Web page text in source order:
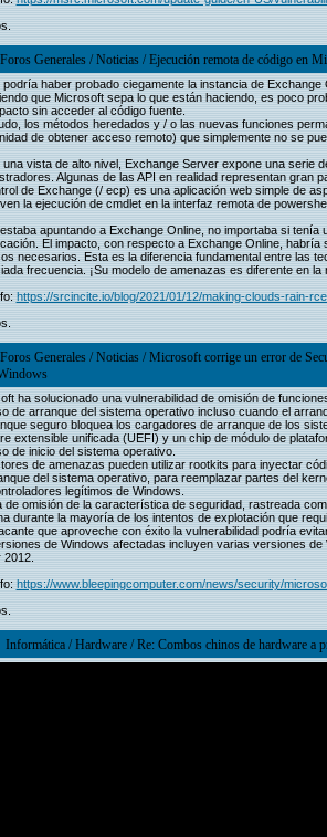
Foros Generales/Noticias/Ejecución remota de código en
podría haber probado ciegamente la instancia de
que Microsoft sepa lo que están haciendo, es poco
sin acceder al código fuente.
los métodos heredados y / o las nuevas funciones
de obtener acceso remoto) que simplemente no se
una vista de alto nivel, Exchange Server expone una serie
Algunas de las API en realidad representan gran
de Exchange (/ ecp) es una aplicación web simple de
la ejecución de cmdlet en la interfaz remota de
apuntando a Exchange Online, no importaba si
El impacto, con respecto a Exchange Online,
necesarios. Esta es la diferencia fundamental entre las
frecuencia. ¡Su modelo de amenazas es diferente en la
https://srcincite.io/blog/2021/01/12/making-clouds-rain-
Foros Generales/Noticias/Microsoft corrige un error de
ha solucionado una vulnerabilidad de omisión de
de arranque del sistema operativo incluso cuando el
seguro bloquea los cargadores de arranque de los
extensible unificada (UEFI) y un chip de módulo de
de inicio del sistema operativo.
de amenazas pueden utilizar rootkits para inyectar
del sistema operativo, para reemplazar partes del
legítimos de Windows.
de omisión de la característica de seguridad, rastreada
durante la mayoría de los intentos de explotación que
que aproveche con éxito la vulnerabilidad podría
de Windows afectadas incluyen varias versiones
https://www.bleepingcomputer.com/news/security/
Informática/Hardware/Re: Combos chinos de hardware a